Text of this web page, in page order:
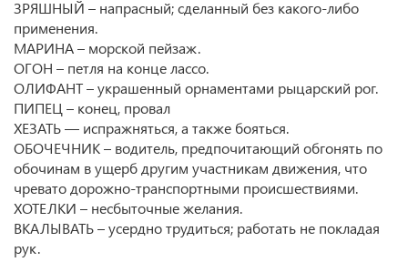
ЗРЯШНЫЙ – напрасный; сделанный без какого-либо
применения.
МАРИНА – морской пейзаж.
ОГОН – петля на конце лассо.
ОЛИФАНТ – украшенный орнаментами рыцарский рог.
ПИПЕЦ – конец, провал
ХЕЗАТЬ — испражняться, а также бояться.
ОБОЧЕЧНИК – водитель, предпочитающий обгонять по
обочинам в ущерб другим участникам движения, что
чревато дорожно-транспортными происшествиями.
ХОТЕЛКИ – несбыточные желания.
ВКАЛЫВАТЬ – усердно трудиться; работать не покладая
рук.